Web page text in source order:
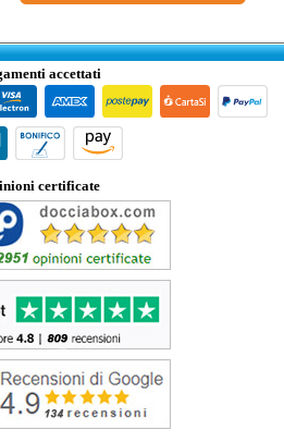
accettati
certificate